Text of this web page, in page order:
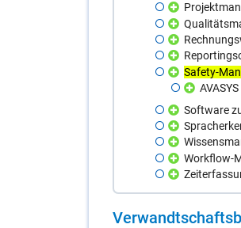
Safety-
AVASYS
Software
Workflow-